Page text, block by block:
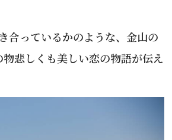
合っているかのような、金山の
悲しくも美しい恋の物語が伝え